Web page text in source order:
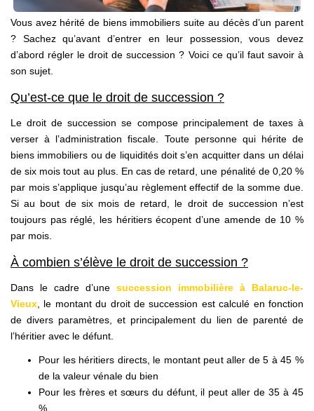
EN
Vous avez hérité de biens immobiliers suite au décès d’un parent
? Sachez qu’avant d’entrer en leur possession, vous devez
d’abord régler le droit de succession ? Voici ce qu’il faut savoir à
son sujet.
Qu’est-ce que le droit de succession ?
Le droit de succession se compose principalement de taxes à
verser à l’administration fiscale. Toute personne qui hérite de
biens immobiliers ou de liquidités doit s’en acquitter dans un délai
de six mois tout au plus. En cas de retard, une pénalité de 0,20 %
par mois s’applique jusqu’au règlement effectif de la somme due.
Si au bout de six mois de retard, le droit de succession n’est
toujours pas réglé, les héritiers écopent d’une amende de 10 %
par mois.
À combien s’élève le droit de succession ?
Dans le cadre d’une succession immobilière à Balaruc-le-
Vieux , le montant du droit de succession est calculé en fonction
de divers paramètres, et principalement du lien de parenté de
l’héritier avec le défunt.
Pour les héritiers directs, le montant peut aller de 5 à 45 %
de la valeur vénale du bien
Pour les frères et sœurs du défunt, il peut aller de 35 à 45
%